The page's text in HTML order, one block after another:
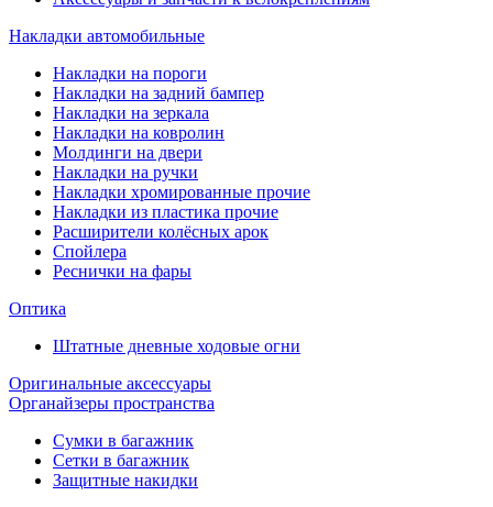
Накладки автомобильные
Накладки на пороги
Накладки на задний бампер
Накладки на зеркала
Накладки на ковролин
Молдинги на двери
Накладки на ручки
Накладки хромированные прочие
Накладки из пластика прочие
Расширители колёсных арок
Спойлера
Реснички на фары
Оптика
Штатные дневные ходовые огни
Оригинальные аксессуары
Органайзеры пространства
Сумки в багажник
Сетки в багажник
Защитные накидки